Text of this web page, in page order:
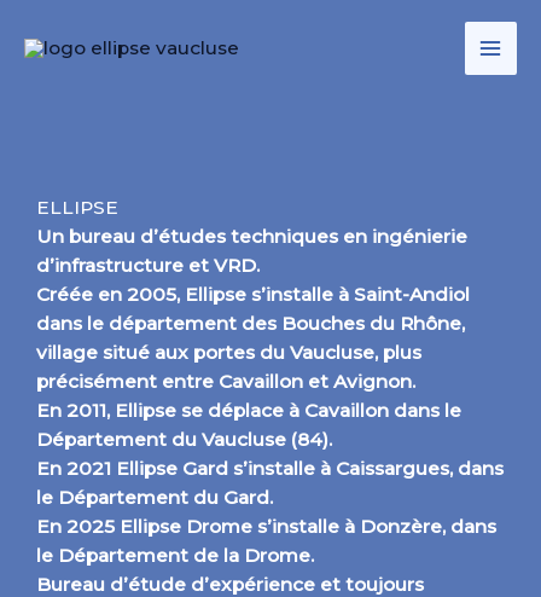
ELLIPSE
Un bureau d’études techniques en ingénierie
d’infrastructure et VRD.
Créée en 2005, Ellipse s’installe à Saint-Andiol
dans le département des Bouches du Rhône,
village situé aux portes du Vaucluse, plus
précisément entre Cavaillon et Avignon.
En 2011, Ellipse se déplace à Cavaillon dans le
Département du Vaucluse (84).
En 2021 Ellipse Gard s’installe à Caissargues, dans
le Département du Gard.
En 2025 Ellipse Drome s’installe à Donzère, dans
le Département de la Drome.
Bureau d’étude d’expérience et toujours